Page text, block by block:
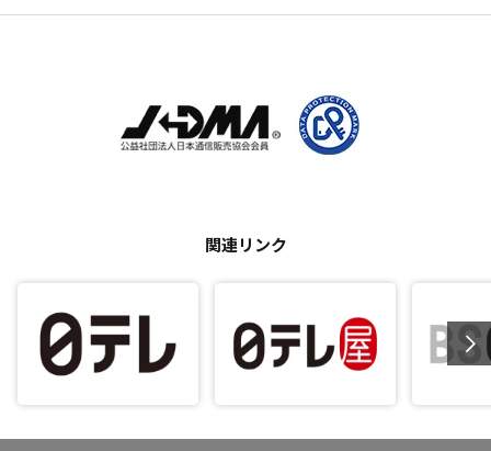
関連リンク